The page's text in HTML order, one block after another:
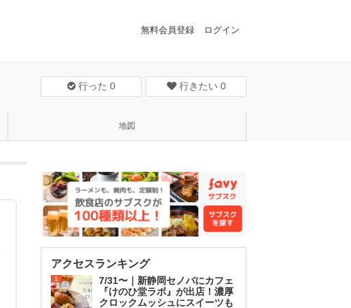
無料会員登録 ログイン
行った 0 行きたい 0
地図
アクセスランキング
1
7/31〜｜新静岡セノバにカフェ
『けのひ堂ラボ』が出店！濃厚
クロックムッシュにスイーツも